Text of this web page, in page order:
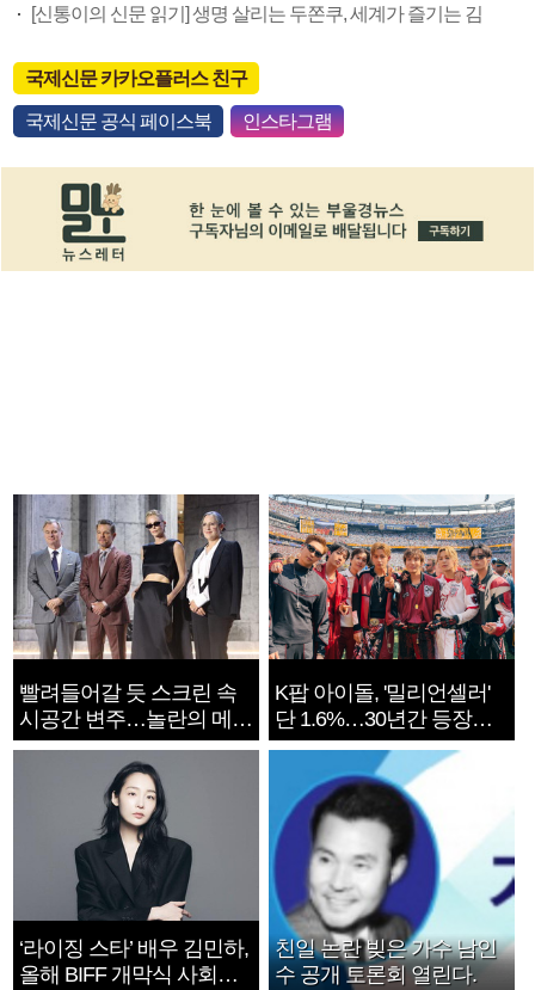
[신통이의 신문 읽기] 생명 살리는 두쫀쿠, 세계가 즐기는 김
국제신문 카카오플러스 친구
국제신문 공식 페이스북 인스타그램
빨려들어갈 듯 스크린 속
시공간 변주…놀란의 메시
지는 ‘전쟁 속죄’
K팝 아이돌, '밀리언셀러'
단 1.6%…30년간 등장
1182개팀 전수조사
‘라이징 스타’ 배우 김민하,
올해 BIFF 개막식 사회자
친일 논란 빚은 가수 남인
수 공개 토론회 열린다.